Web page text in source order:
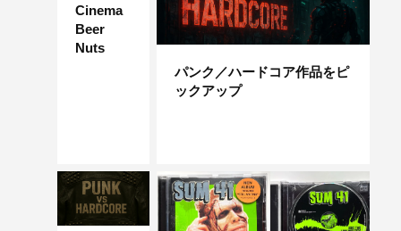
Cinema
Beer
Nuts
パンク／ハードコア作品をピ
ックアップ